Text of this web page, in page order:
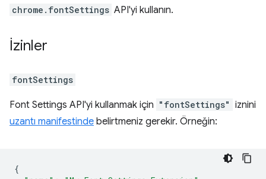
chrome.fontSettings API'yi kullanın.
İzinler
fontSettings
Font Settings API'yi kullanmak için "fontSettings" iznini
uzantı manifestinde belirtmeniz gerekir. Örneğin:
{